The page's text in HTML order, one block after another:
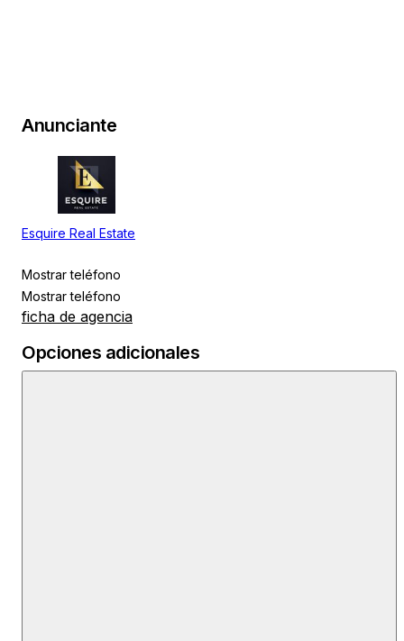
Anunciante
Esquire Real Estate
Mostrar teléfono
Mostrar teléfono
ficha de agencia
Opciones adicionales